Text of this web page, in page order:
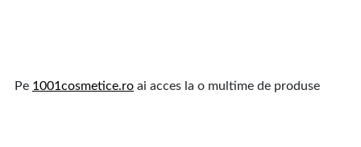
Pe 1001cosmetice.ro ai acces la o multime de produse